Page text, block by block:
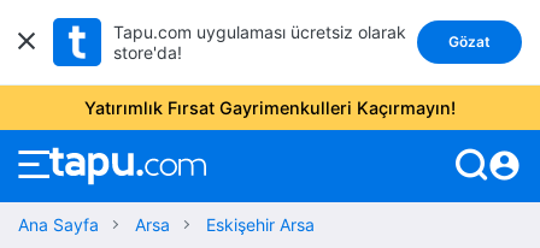
Tapu.com uygulaması ücretsiz olarak
store'da!
Gözat
Yatırımlık Fırsat Gayrimenkulleri Kaçırmayın!
account_circle
Ana Sayfa Arsa Eskişehir Arsa